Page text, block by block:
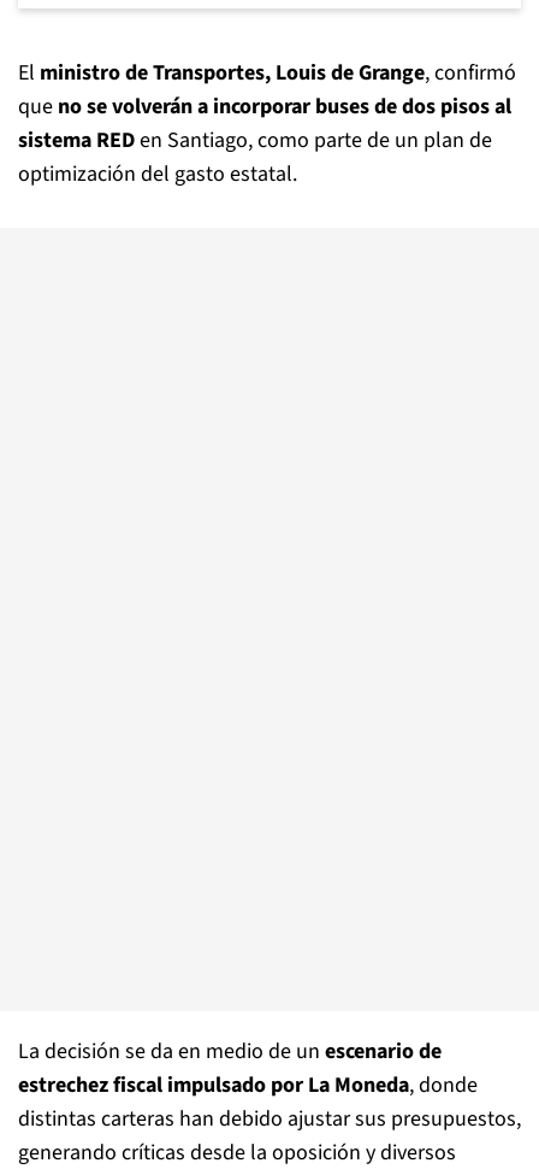
El ministro de Transportes, Louis de Grange, confirmó
que no se volverán a incorporar buses de dos pisos al
sistema REDen Santiago, como parte de un plan de
optimización del gasto estatal.
La decisión se da en medio de un escenario de
estrechez fiscal impulsado por La Moneda, donde
distintas carteras han debido ajustar sus presupuestos,
generando críticas desde la oposición y diversos